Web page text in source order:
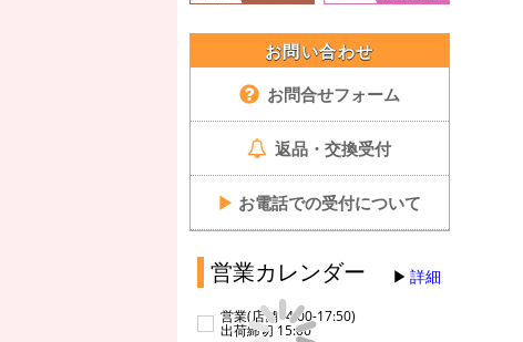
お問い合わせ
お問合せフォーム
返品・交換受付
▶ お電話での受付について
営業カレンダー 詳細
営業(店舗14:00-17:50)
出荷締切 15:00